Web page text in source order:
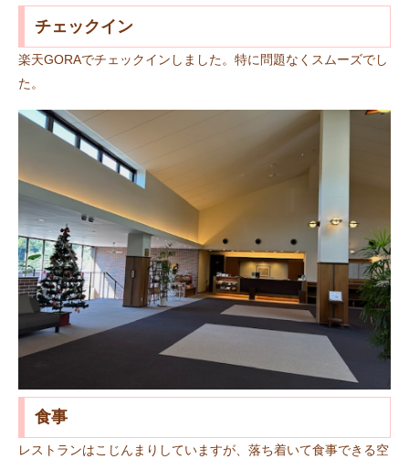
チェックイン
楽天GORAでチェックインしました。特に問題なくスムーズでし
た。
食事
レストランはこじんまりしていますが、落ち着いて食事できる空